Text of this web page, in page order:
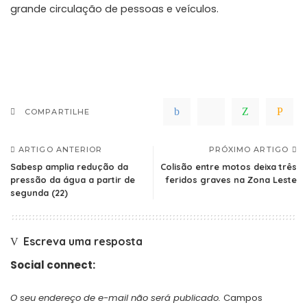
grande circulação de pessoas e veículos.
COMPARTILHE
ARTIGO ANTERIOR
Sabesp amplia redução da
pressão da água a partir de
segunda (22)
PRÓXIMO ARTIGO
Colisão entre motos deixa três
feridos graves na Zona Leste
Escreva uma resposta
Social connect:
O seu endereço de e-mail não será publicado. Campos